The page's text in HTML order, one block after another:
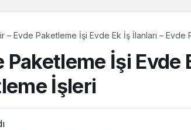
Evde Ek Gelir – Evde Paketleme İşi Evde Ek İş
Paketleme İşi Evde
İşleri